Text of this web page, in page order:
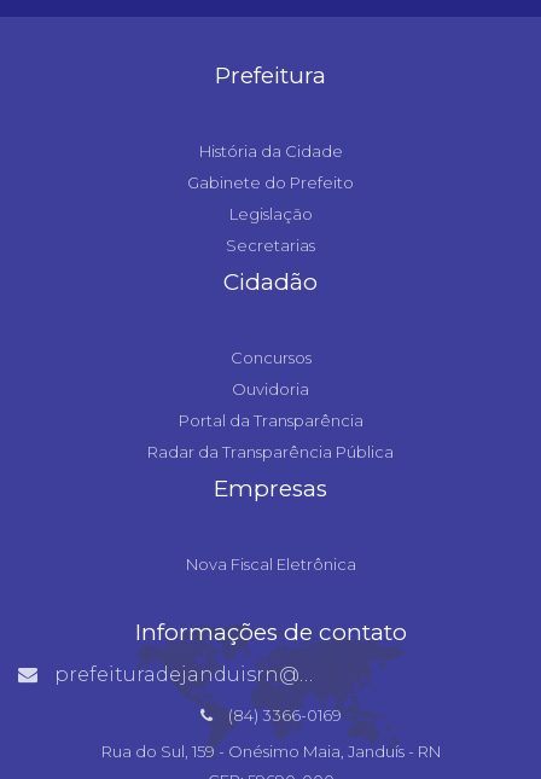
Prefeitura
História da Cidade
Gabinete do Prefeito
Legislação
Secretarias
Cidadão
Concursos
Ouvidoria
Portal da Transparência
Radar da Transparência Pública
Empresas
Nova Fiscal Eletrônica
Informações de contato
prefeituradejanduisrn@gmail.com
(84) 3366-0169
Rua do Sul, 159 - Onésimo Maia, Janduís - RN